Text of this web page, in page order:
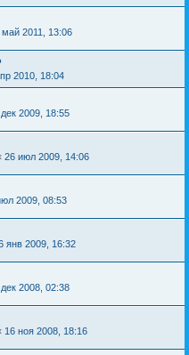
май 2011, 13:06
2010, 18:04
2009, 18:55
26 июл 2009, 14:06
2009, 08:53
янв 2009, 16:32
2008, 02:38
16 ноя 2008, 18:16